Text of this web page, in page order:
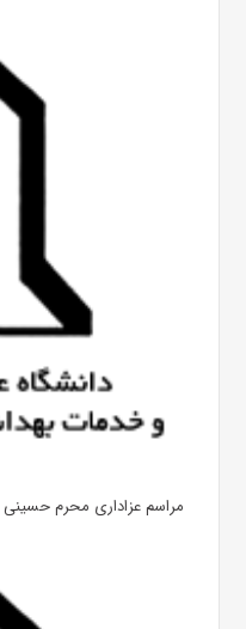
مراسم عزاداری محرم حسینی